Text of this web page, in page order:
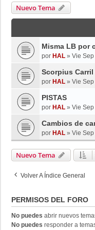
Nuevo Tema
Misma LB por
por HAL » Vie
Scorpius Carril
por HAL » Vie
PISTAS
por HAL » Vie
Cambios de
por HAL » Vie
Nuevo Tema
Volver A Índice General
PERMISOS DEL FORO
No puedes abrir nuevos
No puedes responder a